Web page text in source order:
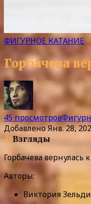
ФИГУРНОЕ КАТАНИЕ
Горбачева
45 просмотров
ДобавленоЯнв. 28,
45Взгляды
Горбачева
Авторы:
Виктория